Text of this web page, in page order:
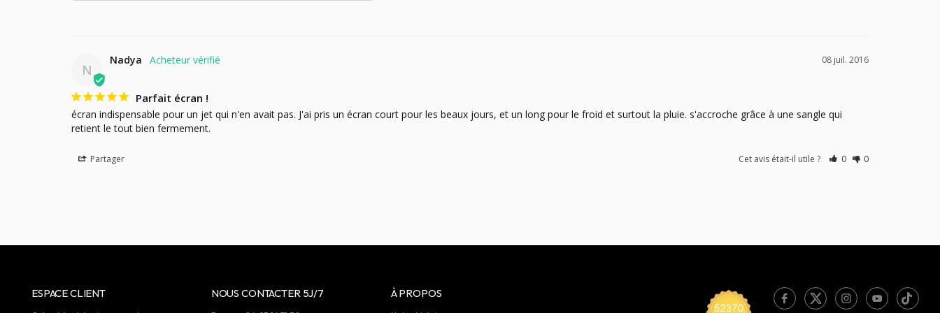
N
08 juil. 2016
Nadya
Parfait écran !
écran indispensable pour un jet qui n'en avait pas. J'ai pris un écran court pour les beaux jours, et un long pour le froid et surtout la pluie. s'accroche grâce à une sangle qui
retient le tout bien fermement.
Partager Cet avis était-il utile ? 0 0
ESPACE CLIENT NOUS CONTACTER 5J/7 À PROPOS